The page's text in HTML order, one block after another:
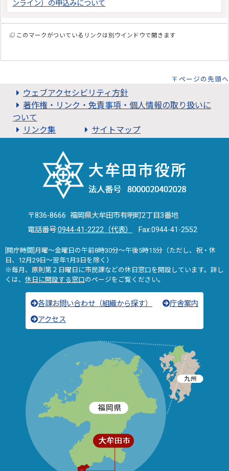
ンライン）の申込みについて
このマークがついているリンクは別ウインドウで開きます
ページの先頭へ
ウェブアクセシビリティ方針
著作権・リンク・免責事項・個人情報の取り扱いに
ついて
リンク集
サイトマップ
〒836-8666 福岡県大牟田市有明町2丁目3番地
電話番号:0944-41-2222（代表） Fax:0944-41-2552
[開庁時間]月曜～金曜日の午前8時30分～午後5時15分（ただし、祝・休
日、12月29日～翌年1月3日を除く）
※毎月、原則第２日曜日に市民課などの休日窓口を開設しています。詳し
くは、 休日に開設する窓口のページをご覧ください。
各課お問い合わせ（組織から探す）
庁舎案内
アクセス